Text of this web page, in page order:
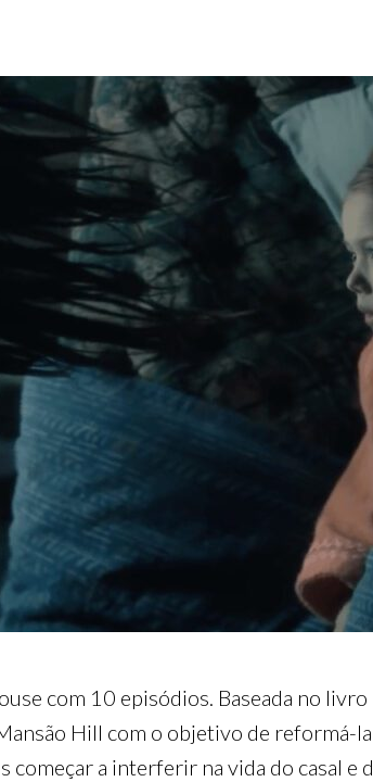
com 10 episódios. Baseada no
Hill com o objetivo de reformá-
a interferir na vida do casal e